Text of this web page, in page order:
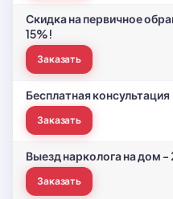
Скидка на первичное
15%!
Заказать
Бесплатная консультация
Заказать
Выезд нарколога на дом
Заказать